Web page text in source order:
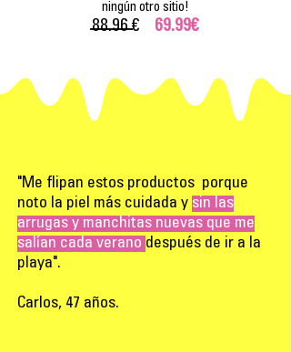
ningún otro sitio!
88.96 € 69.99€
"Me flipan estos productos porque
noto la piel más cuidada y sin las
arrugas y manchitas nuevas que me
salían cada verano después de ir a la
playa".
Carlos, 47 años.